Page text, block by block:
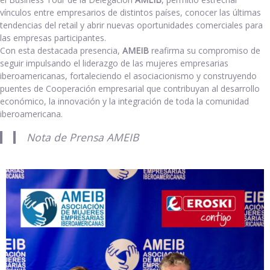
vínculos entre empresarios de distintos países, conocer las últimas
tendencias del retail y abrir nuevas oportunidades comerciales para
las empresas participantes.
Con esta destacada presencia, AMEIB reafirma su compromiso de
seguir impulsando el liderazgo de las mujeres empresarias
iberoamericanas, fortaleciendo el asociacionismo y construyendo
puentes de Cooperación empresarial que contribuyan al desarrollo
económico, la innovación y la integración de toda la comunidad
iberoamericana.
Nota de Prensa AMEIB